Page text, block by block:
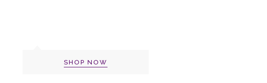
SHOP NOW